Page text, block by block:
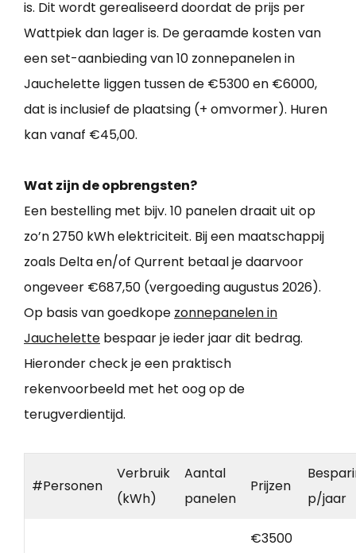
is. Dit wordt gerealiseerd doordat de prijs per
Wattpiek dan lager is. De geraamde kosten van
een set-aanbieding van 10 zonnepanelen in
Jauchelette liggen tussen de €5300 en €6000,
dat is inclusief de plaatsing (+ omvormer). Huren
kan vanaf €45,00.
Wat zijn de opbrengsten?
Een bestelling met bijv. 10 panelen draait uit op
zo’n 2750 kWh elektriciteit. Bij een maatschappij
zoals Delta en/of Qurrent betaal je daarvoor
ongeveer €687,50 (vergoeding augustus 2026).
Op basis van goedkope zonnepanelen in
Jauchelette bespaar je ieder jaar dit bedrag.
Hieronder check je een praktisch
rekenvoorbeeld met het oog op de
terugverdientijd.
#Personen
Verbruik
(kWh)
Aantal
panelen
Prijzen
p/jaar
€3500